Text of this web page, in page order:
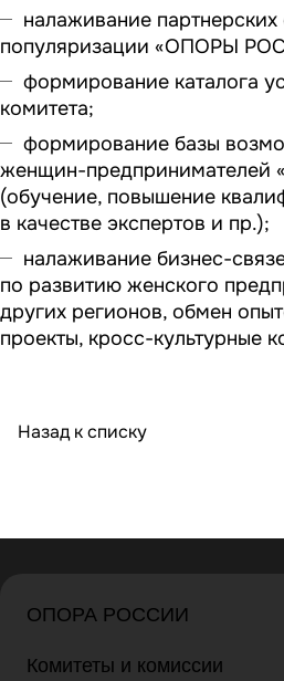
налаживание
популяризации «ОПОРЫ
формирование каталога
комитета;
формирование базы
женщин-
(обучение, повышение
в качестве экспертов и пр.);
налаживание бизнес-
по развитию женского
других регионов, обмен
проекты, кросс-культурные
Назад к списку
ОПОРА РОССИИ
Комитеты и комиссии